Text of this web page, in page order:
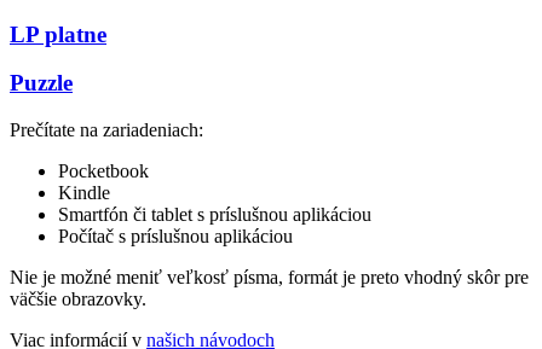
LP platne
Puzzle
Prečítate na zariadeniach:
Pocketbook
Kindle
Smartfón či tablet s príslušnou aplikáciou
Počítač s príslušnou aplikáciou
Nie je možné meniť veľkosť písma, formát je preto vhodný skôr pre
väčšie obrazovky.
Viac informácií v našich návodoch